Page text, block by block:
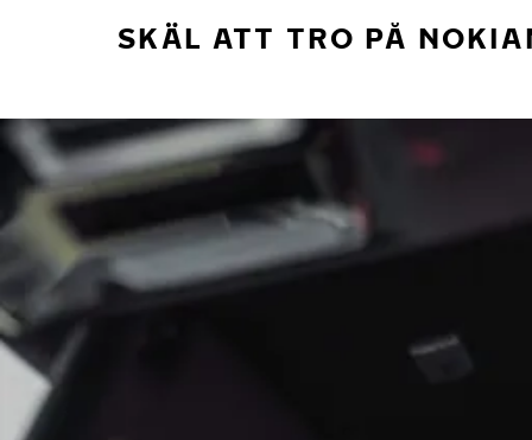
SKÄL ATT TRO PÅ